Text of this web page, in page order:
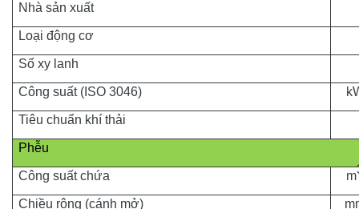
Nhà sản xuất
Loại động cơ
Số xy lanh
Công suất (ISO 3046)
Tiêu chuẩn khí thải
Phễu
Công suất chứa m
Chiều rộng (cánh mở)